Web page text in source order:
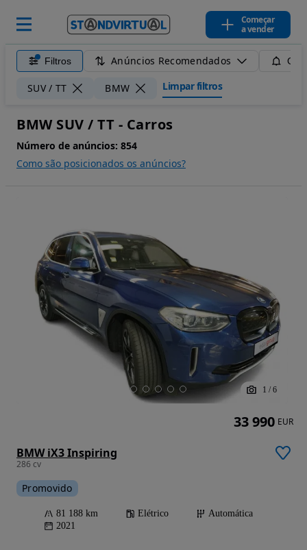
Começar
a vender
Filtros Anúncios Recomendados
SUV / TT BMW Limpar filtros
BMW SUV / TT - Carros
Número de anúncios: 854
Como são posicionados os anúncios?
1 / 6
BMW iX3 Inspiring
286 cv
Promovido
81 188 km Elétrico
Automática
2021
33 990 EUR